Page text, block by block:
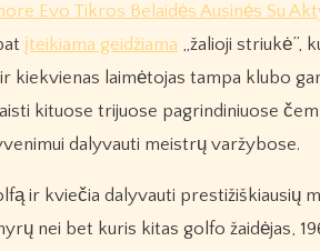
Evo Tikros Belaidės Ausinės Su
įteikiama geidžiama „žalioji striukė”,
kiekvienas laimėtojas tampa klubo
kituose trijuose pagrindiniuose
dalyvauti meistrų varžybose.
ir kviečia dalyvauti prestižiškiausių
nei bet kuris kitas golfo žaidėjas,